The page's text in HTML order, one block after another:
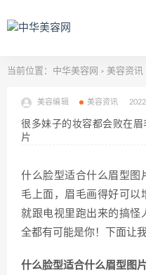
当前位置： 中华美容网 > 美容资讯
美容编辑 美容资讯
很多妹子的妆容都会败在
片
什么脸型适合什么眉型图
毛上面，眉毛画得好可以
就跟电视里跑出来的搞怪
全都有可能是你！下面让我
什么脸型适合什么眉型图